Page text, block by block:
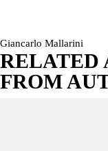
Giancarlo Mallarini
RELATED
FROM